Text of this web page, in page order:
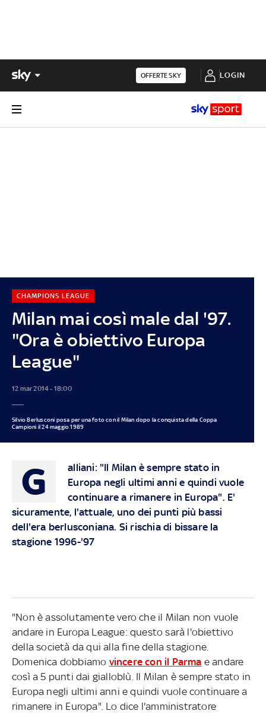
OFFERTE SKY LOGIN
Milan mai così male dal '97.
"Ora è obiettivo Europa
League"
CHAMPIONS LEAGUE
12 mar 2014 - 18:00
Silvio Berlusconi posa per una foto con il Milan dopo la conquista della Coppa
Campioni il 24 maggio 1989
G
alliani: "Il Milan è sempre stato in
Europa negli ultimi anni e quindi vuole
continuare a rimanere in Europa". E'
sicuramente, l'attuale, uno dei punti più bassi
dell'era berlusconiana. Si rischia di bissare la
stagione 1996-'97
"Non è assolutamente vero che il Milan non vuole
andare in Europa League: questo sarà l'obiettivo
della società da qui alla fine della stagione.
Domenica dobbiamo vincere con il Parma e andare
così a 5 punti dai gialloblù. Il Milan è sempre stato in
Europa negli ultimi anni e quindi vuole continuare a
rimanere in Europa". Lo dice l'amministratore